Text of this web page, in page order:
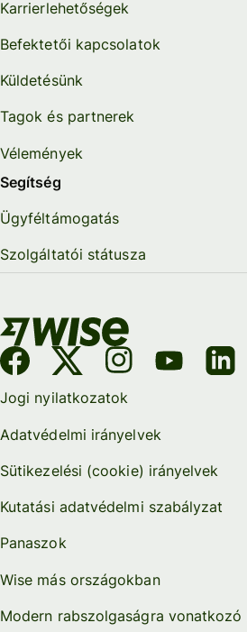
Karrierlehetőségek
Befektetői kapcsolatok
Küldetésünk
Tagok és partnerek
Vélemények
Segítség
Ügyféltámogatás
Szolgáltatói státusza
Jogi nyilatkozatok
Adatvédelmi irányelvek
Sütikezelési (cookie) irányelvek
Kutatási adatvédelmi szabályzat
Panaszok
Wise más országokban
Modern rabszolgaságra